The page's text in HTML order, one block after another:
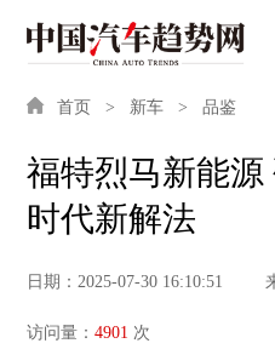
首页 新车 品鉴
福特烈马新能源
时代新解法
日期：2025-07-30 16:10:51
访问量：4901 次